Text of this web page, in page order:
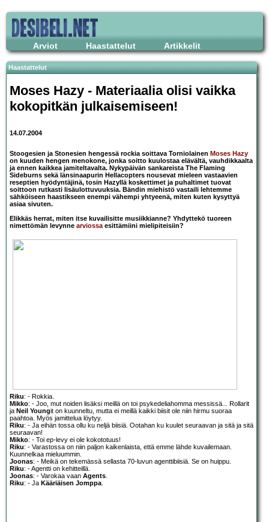
Arviot Haastattelut Artikkelit
Haastattelut
Moses Hazy - Materiaalia olisi vaikka
kokopitkän julkaisemiseen!
14.07.2004
Stoogesien ja Stonesien hengessä rockia soittava Torniolainen Moses Hazy
on kuuden hengen menokone, jonka soitto kuulostaa elävältä, vauhdikkaalta
ja ennen kaikkea jamiteltavalta. Nykypäivän sankareista The Flaming
Sideburns sekä länsinaapurin Hellacopters nousevat mieleen vastaavien
reseptien hyödyntäjinä, tosin Hazyllä koskettimet ja puhaltimet tuovat
soittoon rutkasti lisäulottuvuuksia. Bändin miehistö vastaili lehtemme
sähköiseen haastikseen enempi vähempi yhtyeenä, miten kuten kysyttyä
asiaa sivuten.
Elikkäs herrat, miten itse kuvailisitte musiikkianne? Yhdyttekö tuoreen
nimettömän levynne arviossaesittämiini mielipiteisiin?
Riku: - Rokkia.
Mikko: - Joo, mut noiden lisäksi meillä on toi psykedeliahomma messissä... Rollarit
ja Neil Youngit on kuunneltu, mutta ei meillä kaikki biisit ole niin hirmu suoraa
paahtoa. Myös jamittelua löytyy.
Riku: - Ja eihän tossa ollu ku neljä biisiä. Ootahan ku kuulet seuraavan ja sitä ja sitä
seuraavan!
Mikko: - Toi ep-levy ei ole kokototuus!
Riku: - Varastossa on niin paljon kaikenlaista, että emme lähde kuvailemaan.
Kuunnelkaa mieluummin.
Joonas: - Meikä on tekemässä sellasta 70-luvun agenttibiisiä. Se on huippu.
Riku: - Agentti on kehitteillä.
Joonas: - Varokaa vaan Agents.
Riku: - Ja Kääriäisen Jomppa.